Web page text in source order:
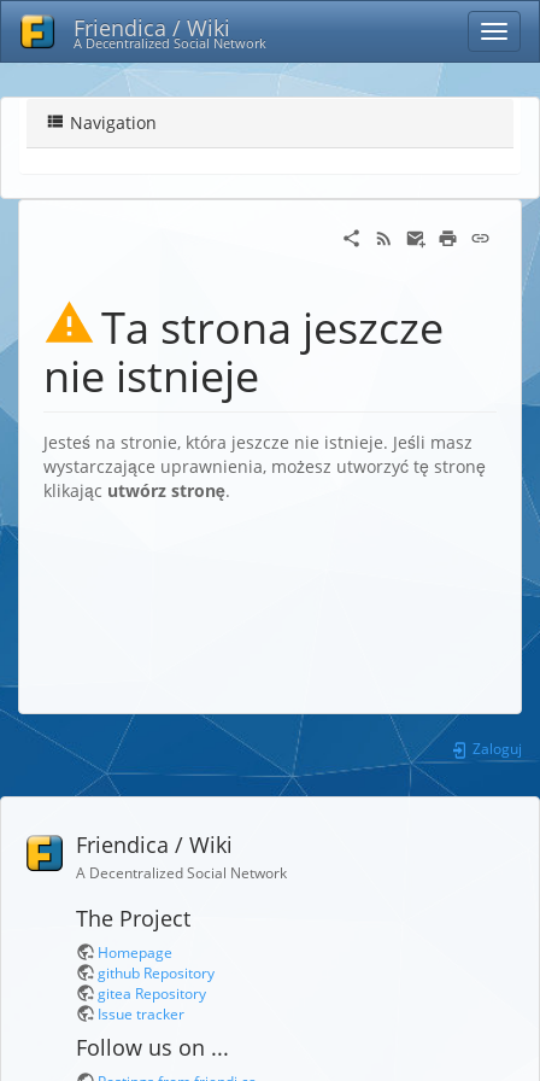
Friendica / Wiki
A Decentralized Social Network
Navigation
Ta strona jeszcze
nie istnieje
Jesteś na stronie, która jeszcze nie istnieje. Jeśli masz
wystarczające uprawnienia, możesz utworzyć tę stronę
klikając utwórz stronę.
Zaloguj
Friendica / Wiki
A Decentralized Social Network
The Project
Homepage
github Repository
gitea Repository
Issue tracker
Follow us on ...